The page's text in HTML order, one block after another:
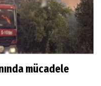
mücadele